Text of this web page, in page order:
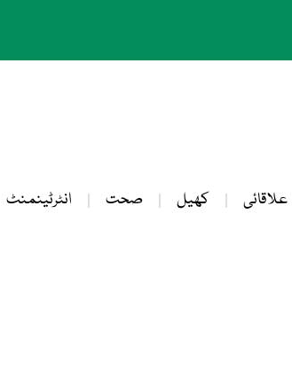
علاقائی کھیل صحت انٹرٹینمنٹ